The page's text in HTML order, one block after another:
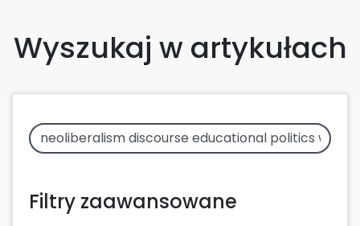
Wyszukaj w artykułach
Filtry zaawansowane